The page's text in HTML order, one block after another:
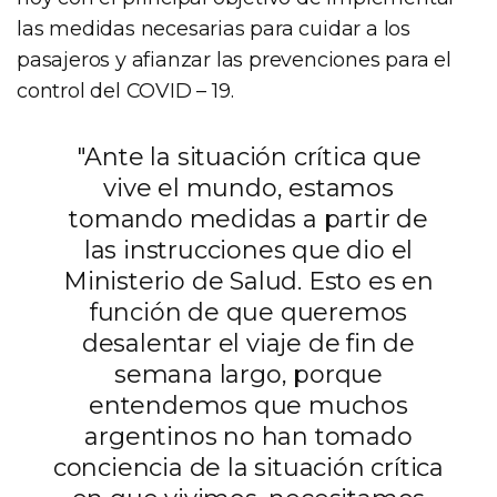
las medidas necesarias para cuidar a los
pasajeros y afianzar las prevenciones para el
control del COVID – 19.
"Ante la situación crítica que
vive el mundo, estamos
tomando medidas a partir de
las instrucciones que dio el
Ministerio de Salud. Esto es en
función de que queremos
desalentar el viaje de fin de
semana largo, porque
entendemos que muchos
argentinos no han tomado
conciencia de la situación crítica